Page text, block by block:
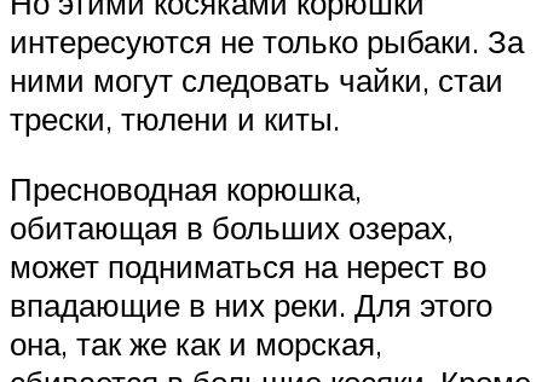
интересуются не только рыбаки. За
ними могут следовать чайки, стаи
трески, тюлени и киты.
Пресноводная корюшка,
обитающая в больших озерах,
может подниматься на нерест во
впадающие в них реки. Для этого
она, так же как и морская,